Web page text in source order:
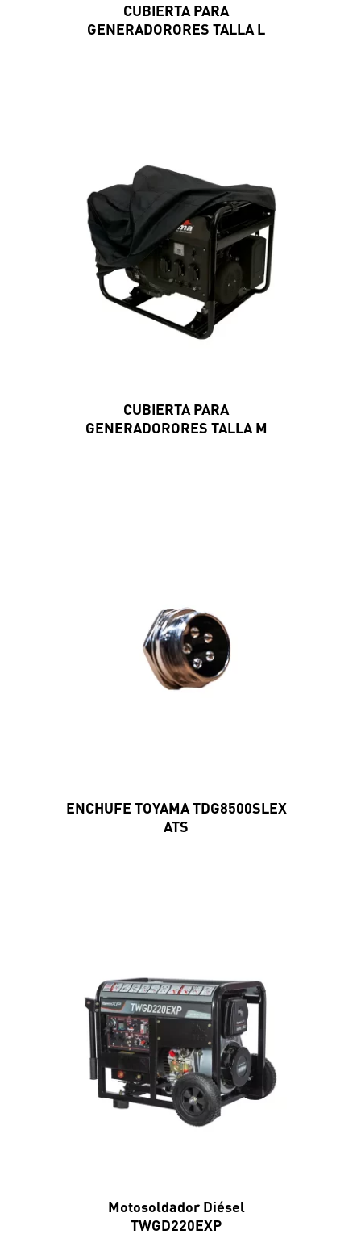
CUBIERTA PARA
GENERADORORES TALLA L
CUBIERTA PARA
GENERADORORES TALLA M
ENCHUFE TOYAMA TDG8500SLEX
ATS
Motosoldador Diésel
TWGD220EXP